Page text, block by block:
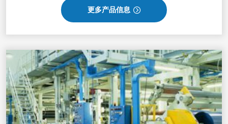
更多产品信息